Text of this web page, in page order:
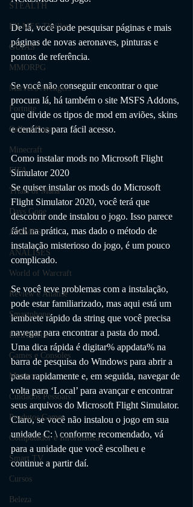
STEALTH
FILMES Thriller
GUIAS
MMORPG
Marvel's Avengers
Fortnite
Call of Duty
Minecraft
FIFA
Trials of Mana
Days Gone
ANIMES
ANÁLISES
World of Warcraft
Review e Análise
Smartphone
Eletrônicos
Games e Consoles
Monitor
Cuidados Pessoais
Produtos Gamer
Computador e Informática
Smart TV
Cursos
Beleza
De lá, você pode pesquisar páginas e mais
páginas de novas aeronaves, pinturas e
pontos de referência.
Se você não conseguir encontrar o que
procura lá, há também o site MSFS Addons,
que divide os tipos de mod em aviões, skins
e cenários para fácil acesso.
Como instalar mods no Microsoft Flight
Simulator 2020
Se quiser instalar os mods do Microsoft
Flight Simulator 2020, você terá que
descobrir onde instalou o jogo. Isso parece
fácil na prática, mas dado o método de
instalação misterioso do jogo, é um pouco
complicado.
Se você teve problemas com a instalação,
pode estar familiarizado, mas aqui está um
lembrete rápido da string que você precisa
navegar para encontrar a pasta do mod.
Uma dica rápida é digitar% appdata% na
barra de pesquisa do Windows para abrir a
pasta rapidamente e, em seguida, navegar de
volta para ‘Local’ para avançar e encontrar
seus arquivos do Microsoft Flight Simulator.
Claro, se você não instalou o jogo em sua
unidade C: \ conforme recomendado, vá
para a unidade que você escolheu e
continue a partir daí.